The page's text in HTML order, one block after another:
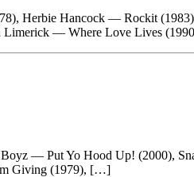
Herbie Hancock — Rockit
— Where Love Lives
— Put Yo Hood Up! (2000),
Giving (1979), […]